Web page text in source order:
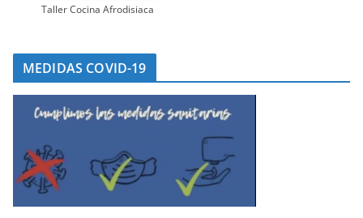
Taller Cocina Afrodisiaca
MEDIDAS COVID-19